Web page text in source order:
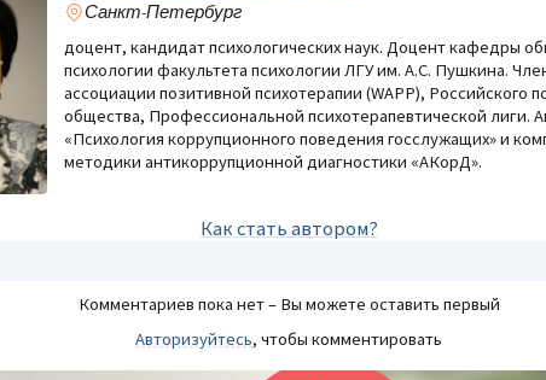
Санкт-Петербург
доцент, кандидат психологических наук. Доцент кафедры
психологии факультета психологии ЛГУ им. А.С. Пушкина.
ассоциации позитивной психотерапии (WAPP), Российского
общества, Профессиональной психотерапевтической лиги.
«Психология коррупционного поведения госслужащих» и
методики антикоррупционной диагностики «АКорД».
Как стать автором?
Комментариев пока нет – Вы можете оставить первый
Авторизуйтесь, чтобы комментировать